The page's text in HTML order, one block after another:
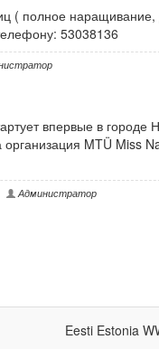
( полное
53038136
впервые в городе
MTÜ Miss
Администратор
Eesti Estonia